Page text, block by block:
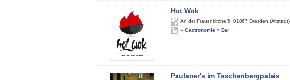
Hot Wok
An der Frauenkirche 5 01067 Dresden (Altstadt)
» Gastronomie » Bar
Paulaner's im Taschenbergpalais